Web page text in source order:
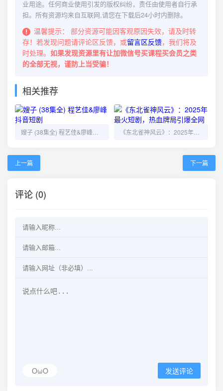
业用途。任何商业使用引发的版权纠纷，责任由使用者自行承
担。所有资源均来自互联网,请您在下载后24小时内删除。
温馨提示：
部分资源可能因客观原因失效，请及时转
存！若发现问题请评论区反馈，或留言区反馈，我们将及
时处理。 如果发现资源里有让加微信号买课程买会员之类
的全部无视，谨防上当受骗！
相关推荐
上一篇 下一篇
评论 (0)
OωO 发送评论